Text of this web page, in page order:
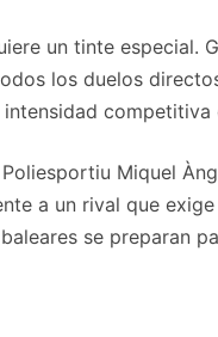
un tinte
los duelos
Miquel
a un rival que
se preparan